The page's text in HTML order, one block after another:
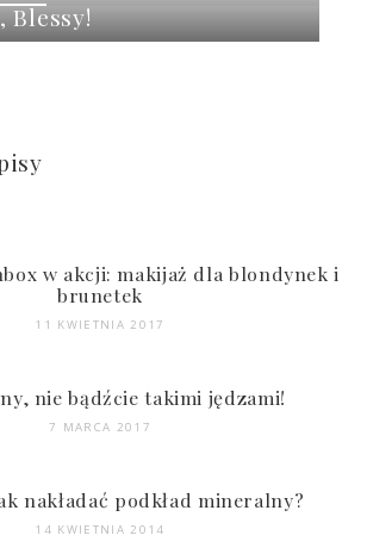
Blessy!
w akcji: makijaż dla blondynek i
brunetek
11 KWIETNIA 2017
nie bądźcie takimi jędzami!
7 MARCA 2017
nakładać podkład mineralny?
14 KWIETNIA 2014